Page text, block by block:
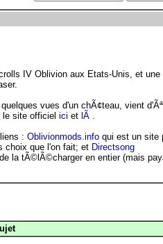
IV Oblivion aux Etats-Unis, et une
vues d'un chÃ¢teau, vient
site officiel ici et lÃ .
: Oblivionmods.infoqui est un site
choix que l'on fait; et Directsong
la tÃ©lÃ©charger en entier (mais